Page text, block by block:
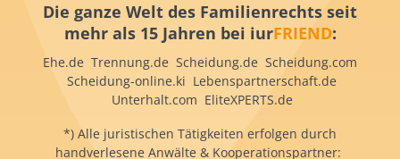
Die ganze Welt des Familienrechts seit
mehr als 15 Jahren bei iurFRIEND:
Ehe.de Trennung.de Scheidung.de Scheidung.com
Scheidung-online.ki Lebenspartnerschaft.de
Unterhalt.com EliteXPERTS.de
*) Alle juristischen Tätigkeiten erfolgen durch
handverlesene Anwälte & Kooperationspartner: